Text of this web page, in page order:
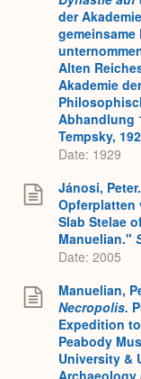
der
gemeinsame
Alten
Akademie
Abhandlung
Tempsky,
Date: 1929
Jánosi,
Opferplatten
Slab Stelae
Manuelian."
Date: 2005
Manuelian,
Necropolis.
Expedition
Peabody
University &
Archaeology